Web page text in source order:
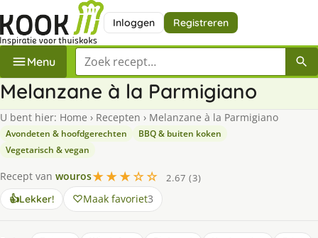
Inloggen Registreren
Menu Zoek een recept
Melanzane à la Parmigiano
U bent hier: Home › Recepten › Melanzane à la Parmigiano
Avondeten & hoofdgerechten
BBQ & buiten koken
Vegetarisch & vegan
Recept van wouros★★★☆☆
2.67 (3)
👍Lekker! Maak favoriet3